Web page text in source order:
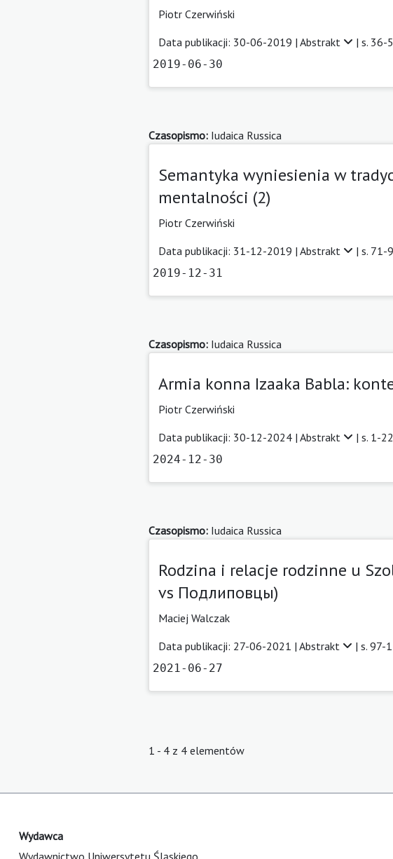
Piotr Czerwiński
Data publikacji: 30-06-2019 | Abstrakt | s. 36-
2019-06-30
Czasopismo: Iudaica Russica
Semantyka wyniesienia w
mentalności (2)
Piotr Czerwiński
Data publikacji: 31-12-2019 | Abstrakt | s. 71-
2019-12-31
Czasopismo: Iudaica Russica
Armia konna Izaaka Babla:
Piotr Czerwiński
Data publikacji: 30-12-2024 | Abstrakt | s. 1-22
2024-12-30
Czasopismo: Iudaica Russica
Rodzina i relacje rodzinne u
vs Подлиповцы)
Maciej Walczak
Data publikacji: 27-06-2021 | Abstrakt | s. 97-
2021-06-27
1 - 4 z 4 elementów
Wydawca
Wydawnictwo Uniwersytetu Śląskiego